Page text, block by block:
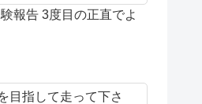
報告 3度目の正直でよ
目指して走って下さ